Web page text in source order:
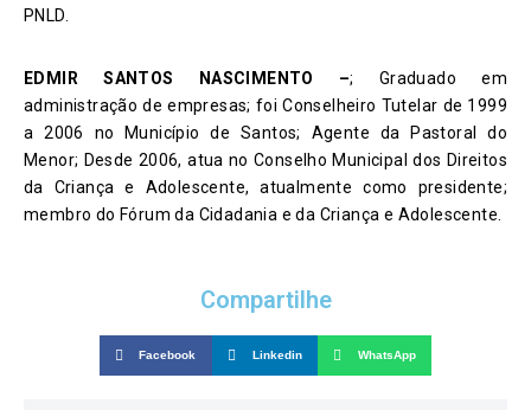
PNLD.
EDMIR SANTOS NASCIMENTO –; Graduado em
administração de empresas; foi Conselheiro Tutelar de 1999
a 2006 no Município de Santos; Agente da Pastoral do
Menor; Desde 2006, atua no Conselho Municipal dos Direitos
da Criança e Adolescente, atualmente como presidente;
membro do Fórum da Cidadania e da Criança e Adolescente.
Compartilhe
Facebook Linkedin WhatsApp